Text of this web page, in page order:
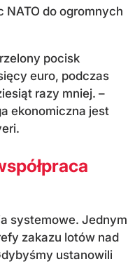
NATO do ogromnych
pocisk
euro, podczas
razy mniej. –
ekonomiczna jest
systemowe. Jednym
zakazu lotów nad
ustanowili